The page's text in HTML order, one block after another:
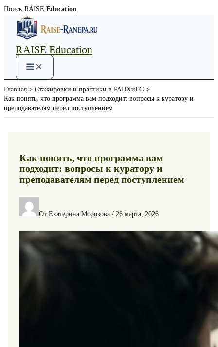
Перейти
содержимому
Поиск RAISE Education
RAISE Education
Main
Menu
Главная
Стажировки и практики в РАНХиГС
Как понять, что программа вам подходит: вопросы к куратору и
преподавателям перед поступлением
Как понять, что программа вам
подходит: вопросы к куратору и
преподавателям перед поступлением
От Екатерина Морозова / 26 марта, 2026